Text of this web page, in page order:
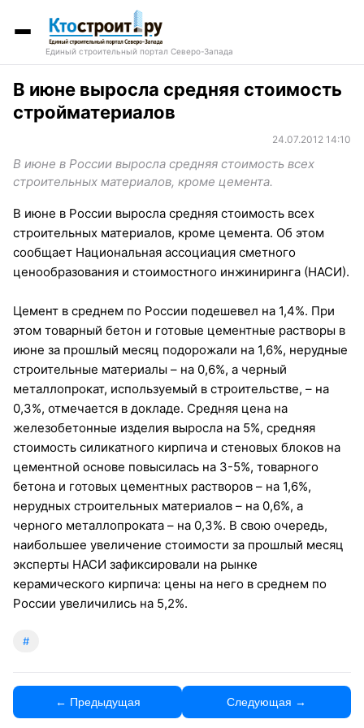
Единый строительный портал Северо-Запада
В июне выросла средняя стоимость
стройматериалов
24.07.2012 14:10
В июне в России выросла средняя стоимость всех
строительных материалов, кроме цемента.
В июне в России выросла средняя стоимость всех
строительных материалов, кроме цемента. Об этом
сообщает Национальная ассоциация сметного
ценообразования и стоимостного инжиниринга (НАСИ).
Цемент в среднем по России подешевел на 1,4%. При
этом товарный бетон и готовые цементные растворы в
июне за прошлый месяц подорожали на 1,6%, нерудные
строительные материалы – на 0,6%, а черный
металлопрокат, используемый в строительстве, – на
0,3%, отмечается в докладе. Средняя цена на
железобетонные изделия выросла на 5%, средняя
стоимость силикатного кирпича и стеновых блоков на
цементной основе повысилась на 3-5%, товарного
бетона и готовых цементных растворов – на 1,6%,
нерудных строительных материалов – на 0,6%, а
черного металлопроката – на 0,3%. В свою очередь,
наибольшее увеличение стоимости за прошлый месяц
эксперты НАСИ зафиксировали на рынке
керамического кирпича: цены на него в среднем по
России увеличились на 5,2%.
#
← Предыдущая Следующая →